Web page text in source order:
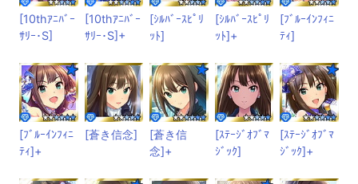
[10thｱﾆﾊﾞｰ
ｻﾘｰ･S]
[10thｱﾆﾊﾞｰ
ｻﾘｰ･S]+
[ｼﾙﾊﾞｰｽﾋﾟﾘ
ｯﾄ]
[ｼﾙﾊﾞｰｽﾋﾟﾘ
ｯﾄ]+
[ﾌﾞﾙｰｲﾝﾌｨﾆ
ﾃｨ]
[ﾌﾞﾙｰｲﾝﾌｨﾆ
ﾃｨ]+
[蒼き信念]
[蒼き信
念]+
[ｽﾃｰｼﾞｵﾌﾞﾏ
ｼﾞｯｸ]
[ｽﾃｰｼﾞｵﾌﾞﾏ
ｼﾞｯｸ]+